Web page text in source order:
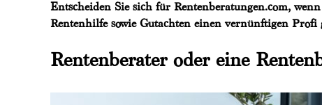
Entscheiden Sie sich für Rentenberatungen.com,
Rentenhilfe sowie Gutachten einen vernünftigen Profi
Rentenberater oder eine